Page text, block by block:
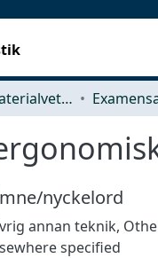
Industri- och materialvetenskap (IMS)
nyckelord
annan teknik,
specified